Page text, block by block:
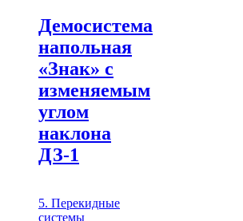
Демосистема
напольная
«Знак» с
изменяемым
углом
наклона
ДЗ-1
5. Перекидные
системы